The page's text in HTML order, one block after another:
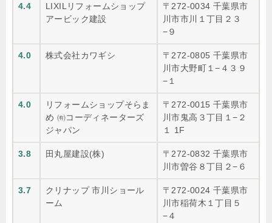
4.4
LIXILリフォームショップ
アービック建設
〒272-0034 千葉県市
川市市川１丁目２３
−９
4.0 株式会社カワギシ
〒272-0805 千葉県市
川市大野町１−４３９
−１
4.0
リフォームショップそらま
め ㈲コーディネーターズ
ジャパン
〒272-0015 千葉県市
川市鬼高３丁目１−２
１ 1F
3.8 田丸屋建設(株)
〒272-0832 千葉県市
川市曽谷８丁目２−６
3.7
クリナップ 市川ショール
ーム
〒272-0024 千葉県市
川市稲荷木１丁目５
−４